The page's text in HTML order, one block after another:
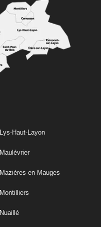
Lys-Haut-Layon
Maulévrier
Mazières-en-Mauges
Montilliers
Nuaillé